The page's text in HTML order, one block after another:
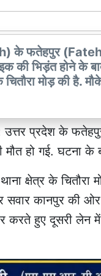
के फतेहपुर
की भिड़ंत होने के
मोड़ की है.
उत्तर प्रदेश के
मौत हो गई. घटना के
क्षेत्र के
सवार कानपुर की
करते हुए दूसरी